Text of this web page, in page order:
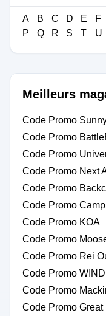
A B C D E F
P
Q R S T U
Meilleurs
Code Promo
Code Promo
Code Promo
Code Promo Next
Code Promo
Code Promo
Code Promo KOA
Code Promo
Code Promo Rei
Code Promo
Code Promo
Code Promo